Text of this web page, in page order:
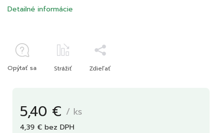
5,40 € / ks
4,39 € bez DPH
Detailné informácie
Opýtať sa Strážiť Zdieľať